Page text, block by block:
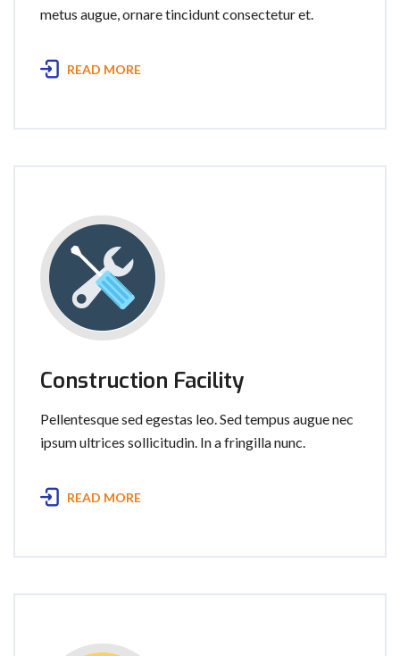
metus augue, ornare tincidunt consectetur et.
READ MORE
Construction Facility
Pellentesque sed egestas leo. Sed tempus augue nec
ipsum ultrices sollicitudin. In a fringilla nunc.
READ MORE